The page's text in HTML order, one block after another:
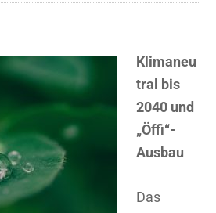
Klimaneu
tral bis
2040 und
„Öffi“-
Ausbau
Das